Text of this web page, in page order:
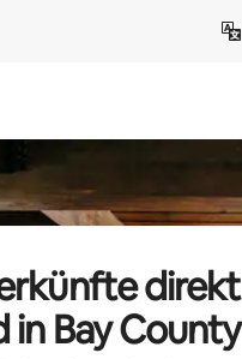
direkt
in Bay County